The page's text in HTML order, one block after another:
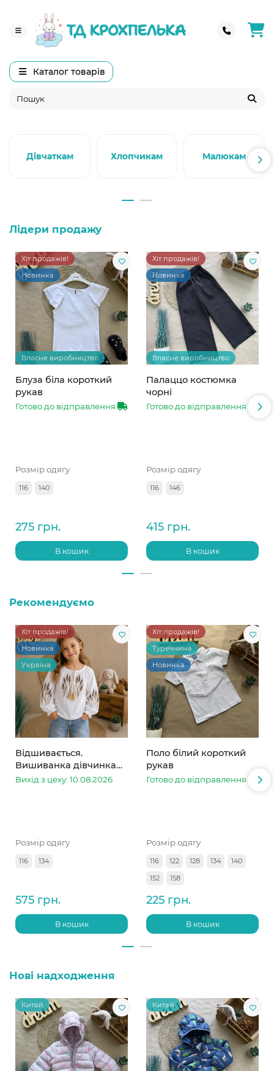
Каталог товарів
Дівчаткам Хлопчикам Малюкам
Лідери продажу
Хіт продажів!
Новинка
Власне виробництво
Блуза біла короткий
рукав
Готово до відправлення
Розмір одягу
116 140
275 грн.
В кошик
Хіт продажів!
Новинка
Власне виробництво
Палаццо костюмка
чорні
Готово до відправлення
Розмір одягу
116 146
415 грн.
В кошик
Рекомендуємо
Хіт продажів!
Новинка
Україна
Відшивається.
Вишиванка дівчинка
колоски
Вихід з цеху: 10.08.2026
Розмір одягу
116 134
575 грн.
В кошик
Хіт продажів!
Туреччина
Новинка
Поло білий короткий
рукав
Готово до відправлення
Розмір одягу
116 122 128 134
140
152
158
225 грн.
В кошик
Нові надходження
Китай Китай